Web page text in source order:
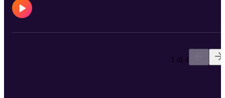
1 di 4